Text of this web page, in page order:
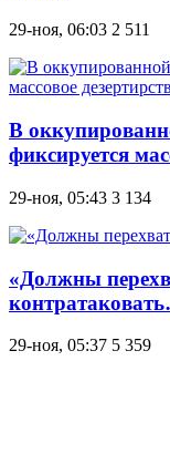
29-ноя, 06:03 2 511
В
фиксируется
29-ноя, 05:43 3 134
«Должны
29-ноя, 05:37 5 359